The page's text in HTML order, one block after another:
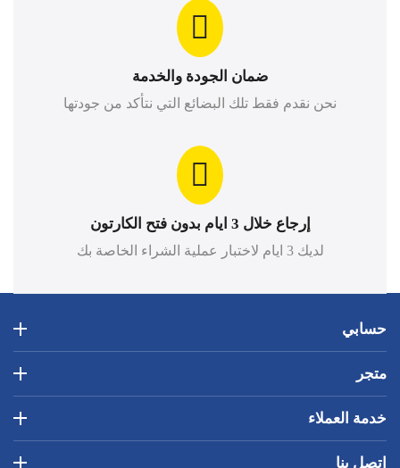
ضمان الجودة والخدمة
نحن نقدم فقط تلك البضائع التي نتأكد من جودتها
إرجاع خلال 3 ايام بدون فتح الكارتون
لديك 3 ايام لاختبار عملية الشراء الخاصة بك
حسابي
متجر
خدمة العملاء
اتصل بنا